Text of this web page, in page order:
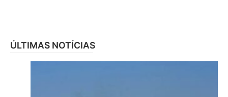
ÚLTIMAS NOTÍCIAS